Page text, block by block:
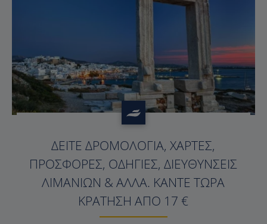
?>
ΔΕΊΤΕ ΔΡΟΜΟΛΌΓΙΑ, ΧΆΡΤΕΣ,
ΠΡΟΣΦΟΡΈΣ, ΟΔΗΓΊΕΣ, ΔΙΕΥΘΎΝΣΕΙΣ
ΛΙΜΑΝΙΏΝ & ΆΛΛΑ. ΚΆΝΤΕ ΤΏΡΑ
ΚΡΆΤΗΣΗ ΑΠΌ 17 €